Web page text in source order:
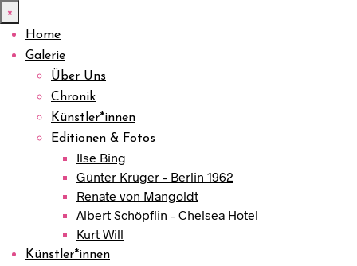
×
Home
Galerie
Über Uns
Chronik
Künstler*innen
Editionen & Fotos
Ilse Bing
Günter Krüger – Berlin 1962
Renate von Mangoldt
Albert Schöpflin – Chelsea Hotel
Kurt Will
Künstler*innen